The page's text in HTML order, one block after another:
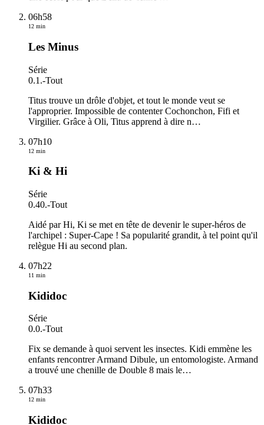
06h58
12 min
Les Minus
Série
0.1.-Tout
Titus trouve un drôle d'objet, et tout le monde veut se
l'approprier. Impossible de contenter Cochonchon, Fifi et
Virgilier. Grâce à Oli, Titus apprend à dire n…
07h10
12 min
Ki & Hi
Série
0.40.-Tout
Aidé par Hi, Ki se met en tête de devenir le super-héros de
l'archipel : Super-Cape ! Sa popularité grandit, à tel point qu'il
relègue Hi au second plan.
07h22
11 min
Kididoc
Série
0.0.-Tout
Fix se demande à quoi servent les insectes. Kidi emmène les
enfants rencontrer Armand Dibule, un entomologiste. Armand
a trouvé une chenille de Double 8 mais le…
07h33
12 min
Kididoc